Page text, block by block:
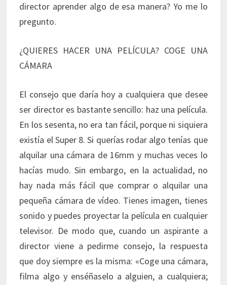
director aprender algo de esa manera? Yo me lo
pregunto.
¿QUIERES HACER UNA PELÍCULA? COGE UNA
CÁMARA
El consejo que daría hoy a cualquiera que desee
ser director es bastante sencillo: haz una película.
En los sesenta, no era tan fácil, porque ni siquiera
existía el Super 8. Si querías rodar algo tenías que
alquilar una cámara de 16mm y muchas veces lo
hacías mudo. Sin embargo, en la actualidad, no
hay nada más fácil que comprar o alquilar una
pequeña cámara de vídeo. Tienes imagen, tienes
sonido y puedes proyectar la película en cualquier
televisor. De modo que, cuando un aspirante a
director viene a pedirme consejo, la respuesta
que doy siempre es la misma: «Coge una cámara,
filma algo y enséñaselo a alguien, a cualquiera;